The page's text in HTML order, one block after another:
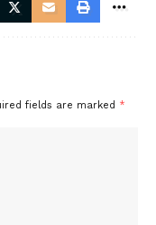
fields are marked *